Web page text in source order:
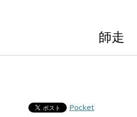
師走
Pocket